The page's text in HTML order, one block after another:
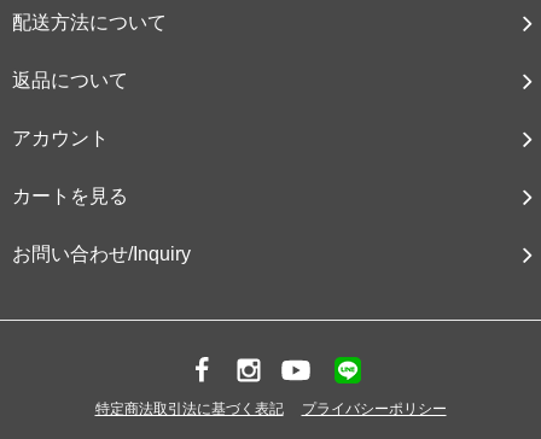
配送方法について
返品について
アカウント
カートを見る
お問い合わせ/Inquiry
特定商法取引法に基づく表記 プライバシーポリシー